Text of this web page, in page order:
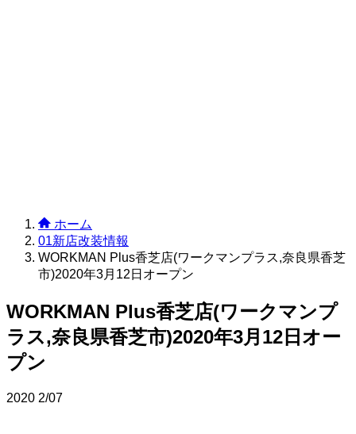
ホーム
01新店改装情報
WORKMAN Plus香芝店(ワークマンプラス,奈良県香芝
市)2020年3月12日オープン
WORKMAN Plus香芝店(ワークマンプ
ラス,奈良県香芝市)2020年3月12日オー
プン
2020 2/07